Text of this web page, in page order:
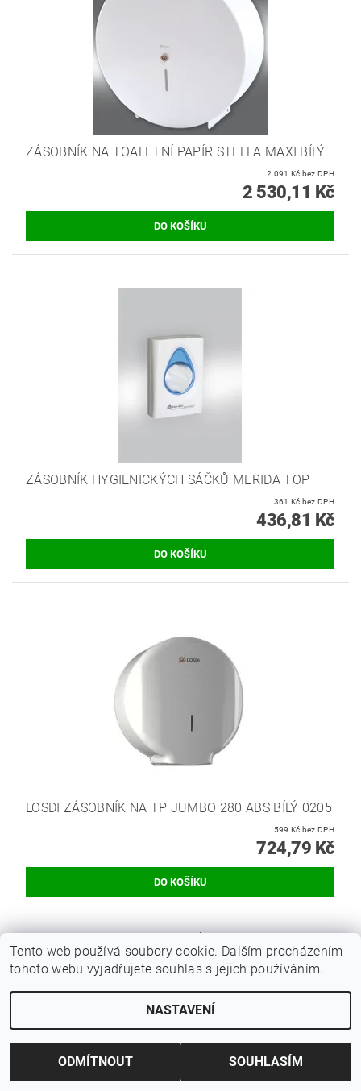
ZÁSOBNÍK NA TOALETNÍ PAPÍR STELLA MAXI BÍLÝ
2 091 Kč bez DPH
2 530,11 Kč
ZÁSOBNÍK HYGIENICKÝCH SÁČKŮ MERIDA TOP
361 Kč bez DPH
436,81 Kč
LOSDI ZÁSOBNÍK NA TP JUMBO 280 ABS BÍLÝ 0205
599 Kč bez DPH
724,79 Kč
Hmotnost 0.5 kg
Buďte první, kdo napíše příspěvek k této položce.
Tento web používá soubory cookie. Dalším procházením
tohoto webu vyjadřujete souhlas s jejich používáním.
NASTAVENÍ
ODMÍTNOUT SOUHLASÍM